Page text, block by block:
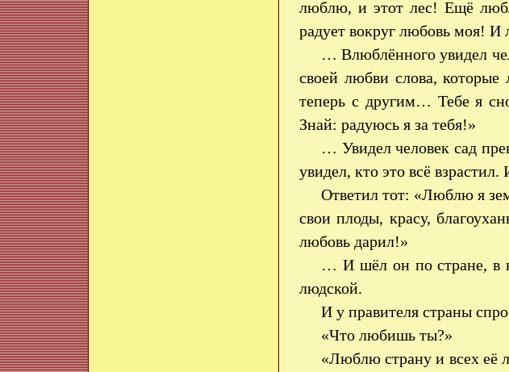
люблю, и этот лес! Ещё
радует вокруг любовь моя! И
… Влюблённого увидел
своей любви слова,
теперь с другим… Тебе я
Знай: радуюсь я за тебя!»
… Увидел человек сад
увидел, кто это всё
Ответил тот: «Люблю я
свои плоды, красу,
любовь дарил!»
… И шёл он по стране, в
людской.
И у правителя страны
«Что любишь ты?»
«Люблю страну и всех её